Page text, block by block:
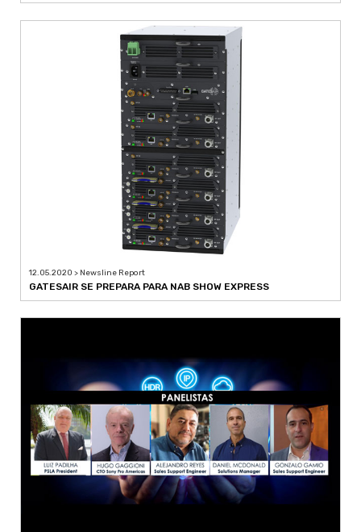
12.05.2020 > Newsline Report
GATESAIR SE PREPARA PARA NAB SHOW EXPRESS